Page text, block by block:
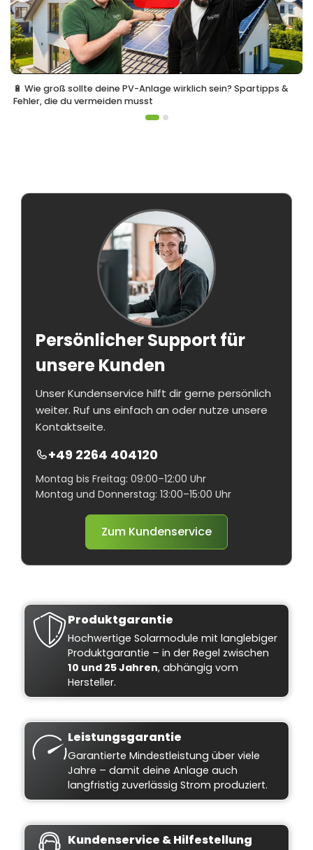
🔋 Wie groß sollte deine PV-Anlage wirklich sein? Spartipps &
Fehler, die du vermeiden musst
Persönlicher Support für
unsere Kunden
Unser Kundenservice hilft dir gerne persönlich
weiter. Ruf uns einfach an oder nutze unsere
Kontaktseite.
+49 2264 404120
Montag bis Freitag: 09:00–12:00 Uhr
Montag und Donnerstag: 13:00–15:00 Uhr
Zum Kundenservice
Produktgarantie
Hochwertige Solarmodule mit langlebiger
Produktgarantie – in der Regel zwischen
10 und 25 Jahren, abhängig vom
Hersteller.
Leistungsgarantie
Garantierte Mindestleistung über viele
Jahre – damit deine Anlage auch
langfristig zuverlässig Strom produziert.
Kundenservice & Hilfestellung